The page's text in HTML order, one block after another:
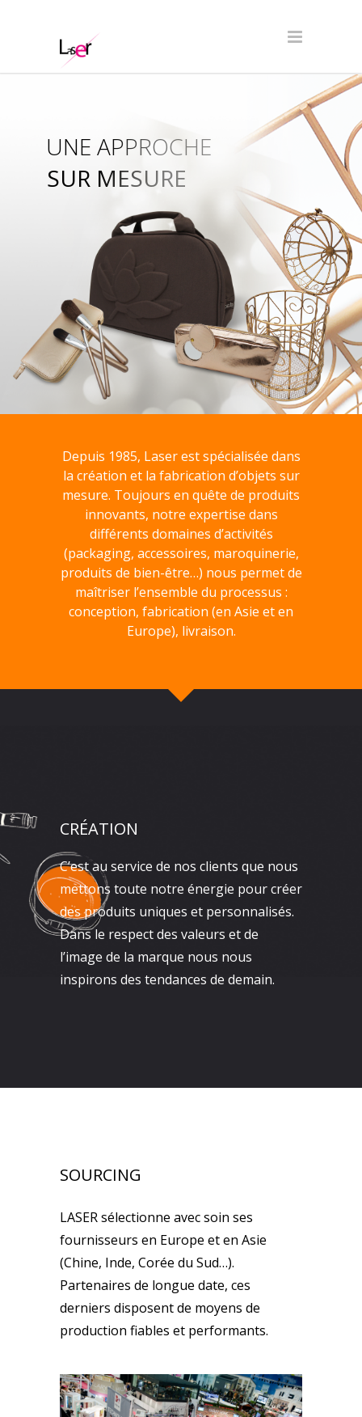
SUR MESURE
UNE APPROCHE
Depuis 1985, Laser est spécialisée dans
la création et la fabrication d’objets sur
mesure. Toujours en quête de produits
innovants, notre expertise dans
différents domaines d’activités
(packaging, accessoires, maroquinerie,
produits de bien-être…) nous permet de
maîtriser l’ensemble du processus :
conception, fabrication (en Asie et en
Europe), livraison.
CRÉATION
C’est au service de nos clients que nous
mettons toute notre énergie pour créer
des produits uniques et personnalisés.
Dans le respect des valeurs et de
l’image de la marque nous nous
inspirons des tendances de demain.
SOURCING
LASER sélectionne avec soin ses
fournisseurs en Europe et en Asie
(Chine, Inde, Corée du Sud…).
Partenaires de longue date, ces
derniers disposent de moyens de
production fiables et performants.